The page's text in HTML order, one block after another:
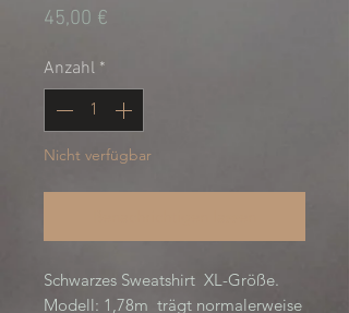
45,00 €
Anzahl *
Nicht verfügbar
Schwarzes Sweatshirt XL-Größe.
Modell: 1,78m trägt normalerweise